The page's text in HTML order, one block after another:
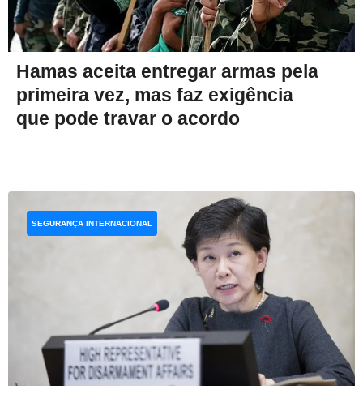
Hamas aceita entregar armas pela
primeira vez, mas faz exigência
que pode travar o acordo
SEGURANÇA INTERNACIONAL